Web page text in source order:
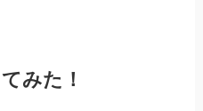
みた！